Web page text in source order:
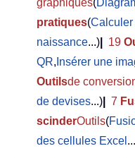
pratiques(Calculer
naissance...) 19
QR, Insérer une
Outilsde
de devises...) 7
scinderOutils(
des cellules Excel